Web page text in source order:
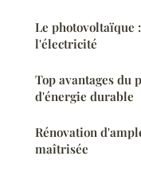
Le photovoltaïque
l'électricité
Top avantages du
d'énergie durable
Rénovation
maîtrisée